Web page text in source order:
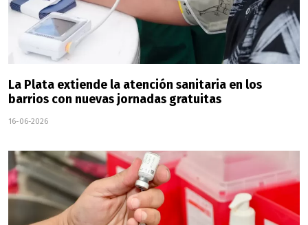
La Plata extiende la atención sanitaria en los
barrios con nuevas jornadas gratuitas
16-06-2026